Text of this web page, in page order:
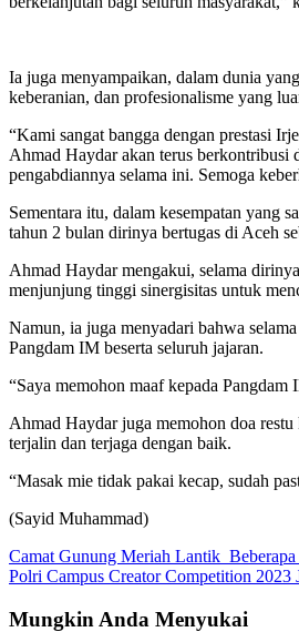
Ia juga menyampaikan, dalam dunia
keberanian, dan profesionalisme yang
“Kami sangat bangga dengan prestasi
Ahmad Haydar akan terus berkontribusi
pengabdiannya selama ini. Semoga
Sementara itu, dalam kesempatan yang
tahun 2 bulan dirinya bertugas di Aceh
Ahmad Haydar mengakui, selama
menjunjung tinggi sinergisitas untuk
Namun, ia juga menyadari bahwa
Pangdam IM beserta seluruh jajaran.
“Saya memohon maaf kepada
Ahmad Haydar juga memohon doa
terjalin dan terjaga dengan baik.
“Masak mie tidak pakai kecap, sudah
(Sayid Muhammad)
Navigasi
pos
Camat Gunung Meriah Lantik
Polri Campus Creator Competition 2023
Mungkin Anda Menyukai